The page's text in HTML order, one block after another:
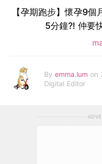
【孕期跑步】懷孕9
5分鐘?! 仲要
By emma.lum on
Digital Editor